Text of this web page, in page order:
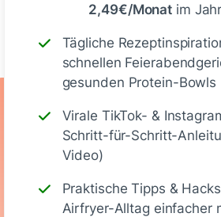
2,49€/Monat im
Tägliche
schnellen
gesunden Protein-Bowls
Virale TikTok- &
Schritt-für-Schritt-
Video)
Praktische Tipps &
Airfryer-Alltag einfacher
Ernährungswerte
690 45 g